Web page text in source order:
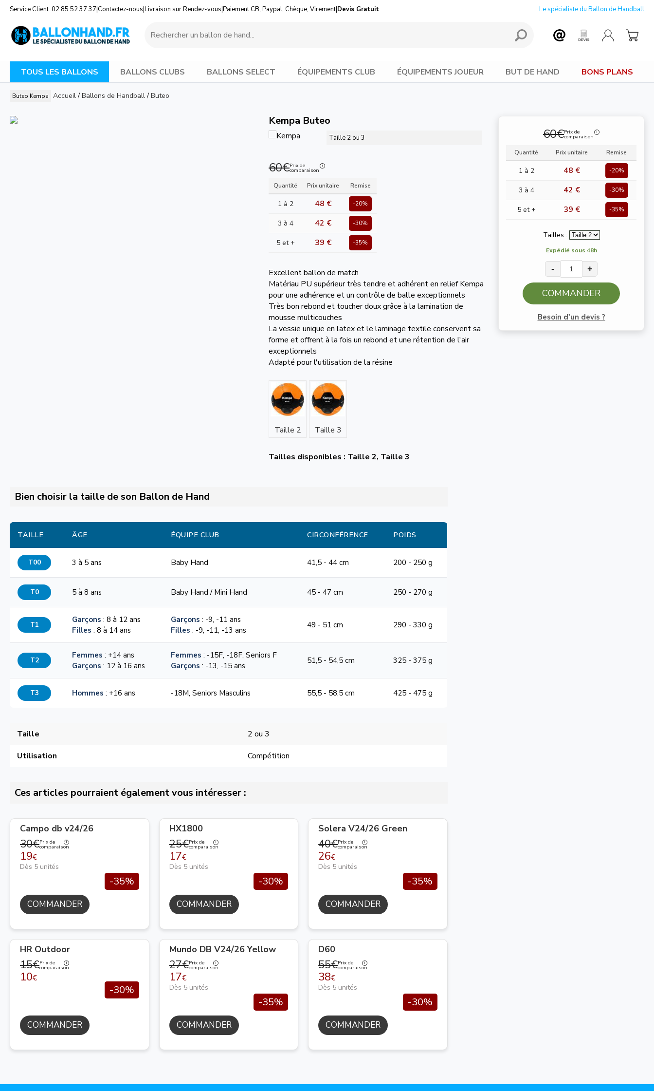
Service Client :02 85 52 37 37|Contactez-nous|Livraison sur Rendez-vous|Paiement CB, Paypal, Chèque, Virement|Devis Gratuit Le spécialiste du Ballon de Handball
TOUS LES BALLONS BALLONS CLUBS BALLONS SELECT ÉQUIPEMENTS CLUB ÉQUIPEMENTS JOUEUR BUT DE HAND BONS PLANS
Buteo Kempa Accueil/ Ballons de Handball/ Buteo
60€Prix de
comparaison
Quantité Prix unitaire Remise
1 à 2 48 € -20%
3 à 4 42 € -30%
5 et + 39 € -35%
Tailles :
Expédié sous 48h
- +
COMMANDER
Besoin d'un devis ?
Kempa Buteo
Taille 2 ou 3
60€Prix de
comparaison
Quantité Prix unitaire Remise
1 à 2 48 € -20%
3 à 4 42 € -30%
5 et + 39 € -35%
Excellent ballon de match
Matériau PU supérieur très tendre et adhérent en relief Kempa
pour une adhérence et un contrôle de balle exceptionnels
Très bon rebond et toucher doux grâce à la lamination de
mousse multicouches
La vessie unique en latex et le laminage textile conservent sa
forme et offrent à la fois un rebond et une rétention de l'air
exceptionnels
Adapté pour l'utilisation de la résine
Taille 2 Taille 3
Tailles disponibles : Taille 2, Taille 3
Bien choisir la taille de son Ballon de Hand
TAILLE ÂGE ÉQUIPE CLUB CIRCONFÉRENCE POIDS
T00 3 à 5 ans Baby Hand 41,5 - 44 cm 200 - 250 g
T0 5 à 8 ans Baby Hand / Mini Hand 45 - 47 cm 250 - 270 g
T1
Garçons : 8 à 12 ans
Filles : 8 à 14 ans
Garçons : -9, -11 ans
Filles : -9, -11, -13 ans
49 - 51 cm 290 - 330 g
T2
Femmes : +14 ans
Garçons : 12 à 16 ans
Femmes : -15F, -18F, Seniors F
Garçons : -13, -15 ans
51,5 - 54,5 cm 325 - 375 g
T3 Hommes : +16 ans -18M, Seniors Masculins 55,5 - 58,5 cm 425 - 475 g
Taille 2 ou 3
Utilisation Compétition
Ces articles pourraient également vous intéresser :
Campo db v24/26
30€Prix de
comparaison
19€
Dès 5 unités
-35%
COMMANDER
HX1800
25€Prix de
comparaison
17€
Dès 5 unités
-30%
COMMANDER
Solera V24/26 Green
40€Prix de
comparaison
26€
Dès 5 unités
-35%
COMMANDER
HR Outdoor
15€Prix de
comparaison
10€
-30%
COMMANDER
Mundo DB V24/26 Yellow
27€Prix de
comparaison
17€
Dès 5 unités
-35%
COMMANDER
D60
55€Prix de
comparaison
38€
Dès 5 unités
-30%
COMMANDER